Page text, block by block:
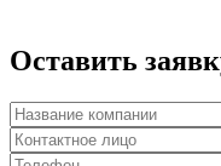
Оставить